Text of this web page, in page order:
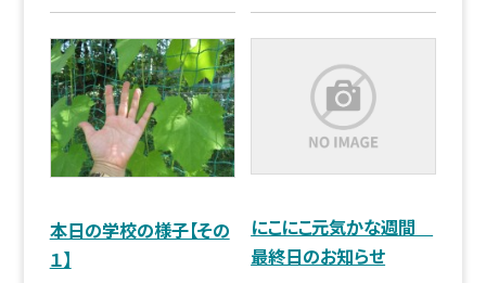
本日の学校の様子【その
１】
にこにこ元気かな週間
最終日のお知らせ